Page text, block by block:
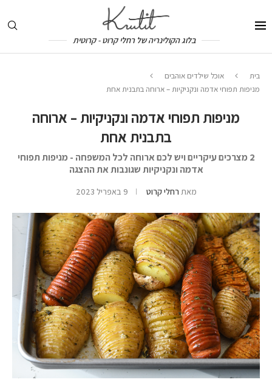
בלוג הקולינריה של רחלי קרוט - קרוטית
בית
אוכל שילדים אוהבים
מניפות תפוחי אדמה ונקניקיות – ארוחה בתבנית אחת
מניפות תפוחי אדמה ונקניקיות – ארוחה
בתבנית אחת
2 מצרכים עיקריים ויש לכם ארוחה לכל המשפחה - מניפות תפוחי
אדמה ונקניקיות שגונבות את ההצגה
מאת רחלי קרוט 9 באפריל 2023